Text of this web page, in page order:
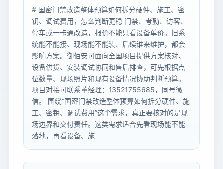
# 国密门禁改造整体预算如何拆分硬件、施工、密
钥、调试费用，怎么判断更稳 门禁、考勤、访客、
停车或一卡通改造，报价不能只看设备单价。旧系
统能不能接、现场能不能装、后续谁来维护，都会
影响方案。御佰安可面向全国项目提供方案核对、
设备供货、安装调试协同和售后排查，可先根据点
位数量、现场照片和现有设备情况协助判断预算。
项目对接可联系董经理：13521755685，同号微
信。 围绕“国密门禁改造整体预算如何拆分硬件、施
工、密钥、调试费用”这个需求，真正要核对的是现
场边界和交付责任。这类需求适合先看现场能不能
落地，再看设备、施